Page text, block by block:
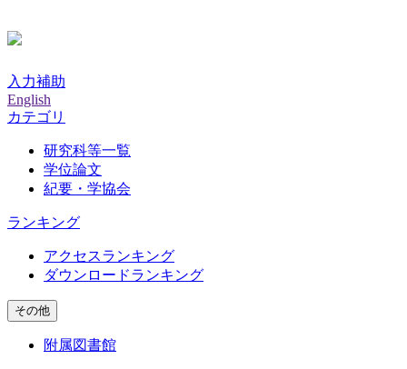
入力補助
English
カテゴリ
研究科等一覧
学位論文
紀要・学協会
ランキング
アクセスランキング
ダウンロードランキング
その他
附属図書館